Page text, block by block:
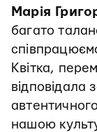
Марія
багато
Квітка,
відповідала
нашою